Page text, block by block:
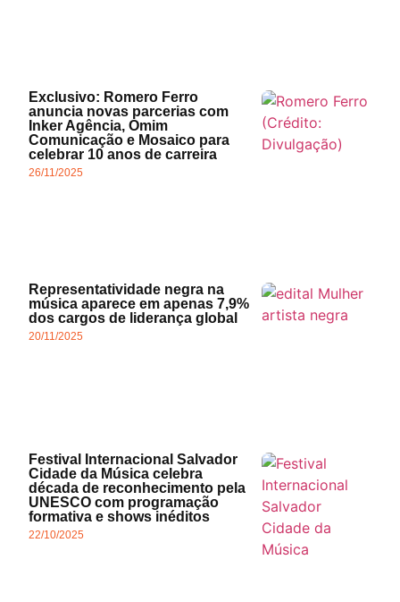
Exclusivo: Romero Ferro
anuncia novas parcerias com
Inker Agência, Omim
Comunicação e Mosaico para
celebrar 10 anos de carreira
26/11/2025
Representatividade negra na
música aparece em apenas 7,9%
dos cargos de liderança global
20/11/2025
Festival Internacional Salvador
Cidade da Música celebra
década de reconhecimento pela
UNESCO com programação
formativa e shows inéditos
22/10/2025